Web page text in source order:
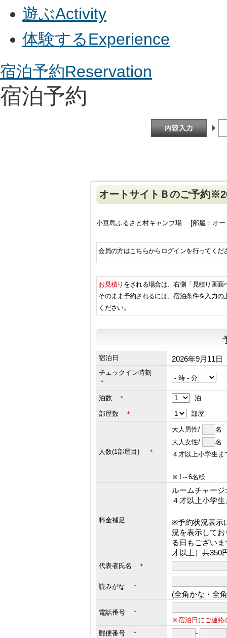
遊ぶActivity
体験するExperience
宿泊予約Reservation
宿泊予約
オートサイトＢのご予約
小豆島ふるさと村キャンプ場 [部屋：オー
会員の方はこちらからログインを行ってくだ
お見積り をされる場合は、右側「見積り画
そのまま予約されるには、宿泊条件を入力
ください。
宿泊日 2026年9月11日
チェックイン時刻
＊
泊数 ＊ 泊
部屋数 ＊ 部屋
人数(1部屋目) ＊
大人男性/
大人女性/
４才以上小学生
※1～6名様
料金補足
ルームチャージ
４才以上小学
※予約状況表示
況を表示して
る日もござい
才以上）共350
代表者氏名 ＊
読みがな ＊
(全角かな・全
電話番号
＊
※宿泊日にご連絡
郵便番号
＊ -